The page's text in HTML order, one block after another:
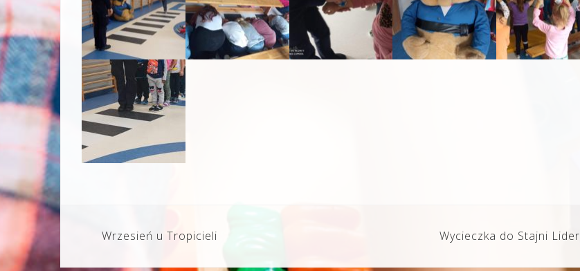
Nawigacja
Wrzesień u Tropicieli Wycieczka do Stajni Lider